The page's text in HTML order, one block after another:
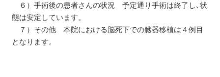
６）手術後の患者さんの状況 予定通り手術は終了し､状
態は安定しています。
７）その他 本院における脳死下での臓器移植は４例目
となります。